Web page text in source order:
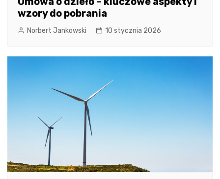
wzory do pobrania
Norbert Jankowski 10 stycznia 2026